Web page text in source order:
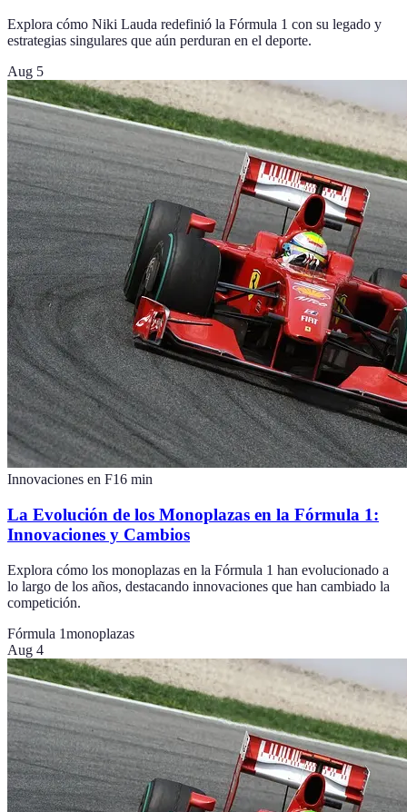
Explora cómo Niki Lauda redefinió la Fórmula 1 con su legado y
estrategias singulares que aún perduran en el deporte.
Aug 5
Innovaciones en F16 min
La Evolución de los Monoplazas en la Fórmula 1:
Innovaciones y Cambios
Explora cómo los monoplazas en la Fórmula 1 han evolucionado a
lo largo de los años, destacando innovaciones que han cambiado la
competición.
Fórmula 1monoplazas
Aug 4